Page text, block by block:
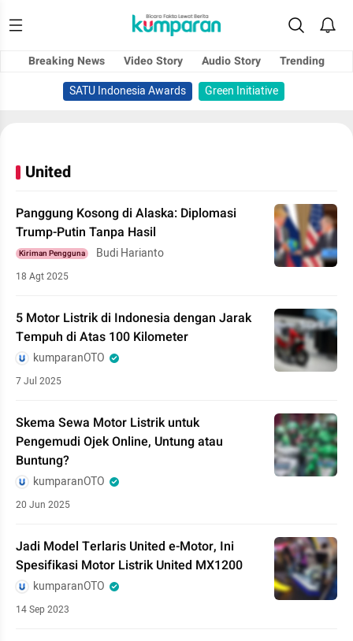
Breaking News Video Story Audio Story
Trending
SATU Indonesia Awards
Green Initiative
United
Panggung Kosong di Alaska: Diplomasi
Trump-Putin Tanpa Hasil
Kiriman Pengguna Budi Harianto
18 Agt 2025
5 Motor Listrik di Indonesia dengan Jarak
Tempuh di Atas 100 Kilometer
kumparanOTO
7 Jul 2025
Skema Sewa Motor Listrik untuk
Pengemudi Ojek Online, Untung atau
Buntung?
kumparanOTO
20 Jun 2025
Jadi Model Terlaris United e-Motor, Ini
Spesifikasi Motor Listrik United MX1200
kumparanOTO
14 Sep 2023